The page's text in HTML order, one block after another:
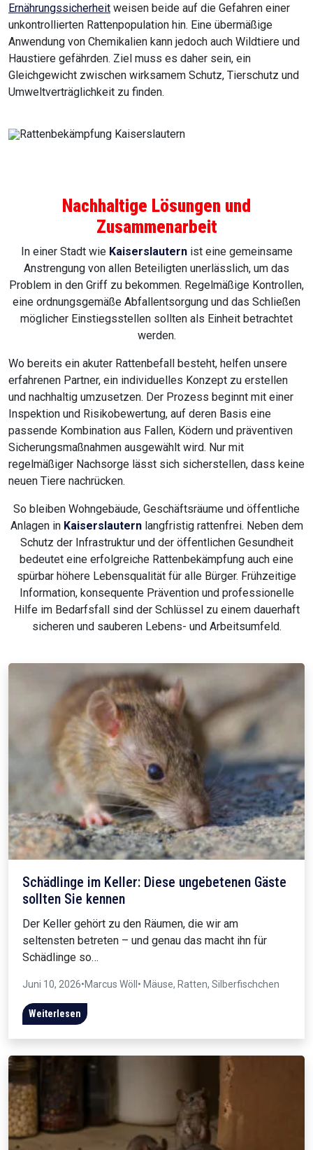
Ernährungssicherheit weisen beide auf die Gefahren einer
unkontrollierten Rattenpopulation hin. Eine übermäßige
Anwendung von Chemikalien kann jedoch auch Wildtiere und
Haustiere gefährden. Ziel muss es daher sein, ein
Gleichgewicht zwischen wirksamem Schutz, Tierschutz und
Umweltverträglichkeit zu finden.
Nachhaltige Lösungen und
Zusammenarbeit
In einer Stadt wie Kaiserslauternist eine gemeinsame
Anstrengung von allen Beteiligten unerlässlich, um das
Problem in den Griff zu bekommen. Regelmäßige Kontrollen,
eine ordnungsgemäße Abfallentsorgung und das Schließen
möglicher Einstiegsstellen sollten als Einheit betrachtet
werden.
Wo bereits ein akuter Rattenbefall besteht, helfen unsere
erfahrenen Partner, ein individuelles Konzept zu erstellen
und nachhaltig umzusetzen. Der Prozess beginnt mit einer
Inspektion und Risikobewertung, auf deren Basis eine
passende Kombination aus Fallen, Ködern und präventiven
Sicherungsmaßnahmen ausgewählt wird. Nur mit
regelmäßiger Nachsorge lässt sich sicherstellen, dass keine
neuen Tiere nachrücken.
So bleiben Wohngebäude, Geschäftsräume und öffentliche
Anlagen in Kaiserslauternlangfristig rattenfrei. Neben dem
Schutz der Infrastruktur und der öffentlichen Gesundheit
bedeutet eine erfolgreiche Rattenbekämpfung auch eine
spürbar höhere Lebensqualität für alle Bürger. Frühzeitige
Information, konsequente Prävention und professionelle
Hilfe im Bedarfsfall sind der Schlüssel zu einem dauerhaft
sicheren und sauberen Lebens- und Arbeitsumfeld.
Schädlinge im Keller: Diese ungebetenen Gäste
sollten Sie kennen
Der Keller gehört zu den Räumen, die wir am
seltensten betreten – und genau das macht ihn für
Schädlinge so…
Juni 10, 2026•Marcus Wöll • Mäuse, Ratten, Silberfischchen
Weiterlesen